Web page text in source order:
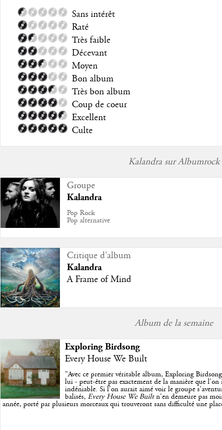
Sans intérêt
Raté
Très faible
Décevant
Moyen
Bon album
Très bon album
Coup de coeur
Excellent
Culte
Kalandra sur Albumrock
Groupe
Kalandra
Pop Rock
Pop alternative
Critique d'album
Kalandra
A Frame of Mind
Album de la semaine
Exploring Birdsong
Every House We Built
"Avec ce premier véritable album, Exploring
lui - peut-être pas exactement de la manière que
indéniable. Si l'on aurait aimé voir le groupe
balisés, Every House We Builtn'en demeure pas
année, porté par plusieurs morceaux qui trouveront sans difficulté une